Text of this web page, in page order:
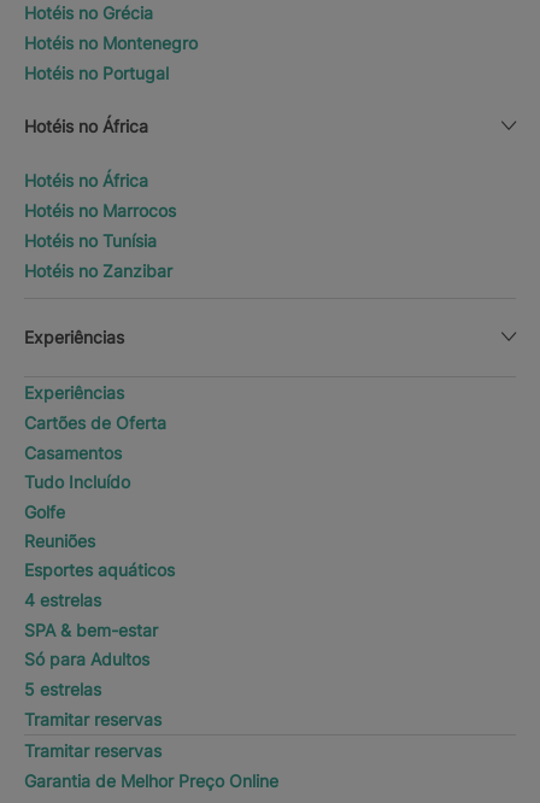
Hotéis no Grécia
Hotéis no Montenegro
Hotéis no Portugal
Hotéis no África
Hotéis no África
Hotéis no Marrocos
Hotéis no Tunísia
Hotéis no Zanzibar
Experiências
Experiências
Cartões de Oferta
Casamentos
Tudo Incluído
Golfe
Reuniões
Esportes aquáticos
4 estrelas
SPA & bem-estar
Só para Adultos
5 estrelas
Tramitar reservas
Tramitar reservas
Garantia de Melhor Preço Online